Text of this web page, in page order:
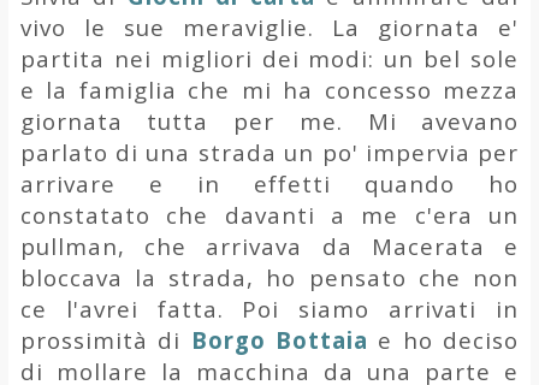
vivo le sue meraviglie. La giornata e'
partita nei migliori dei modi: un bel sole
e la famiglia che mi ha concesso mezza
giornata tutta per me. Mi avevano
parlato di una strada un po' impervia per
arrivare e in effetti quando ho
constatato che davanti a me c'era un
pullman, che arrivava da Macerata e
bloccava la strada, ho pensato che non
ce l'avrei fatta. Poi siamo arrivati in
prossimità di Borgo Bottaia e ho deciso
di mollare la macchina da una parte e